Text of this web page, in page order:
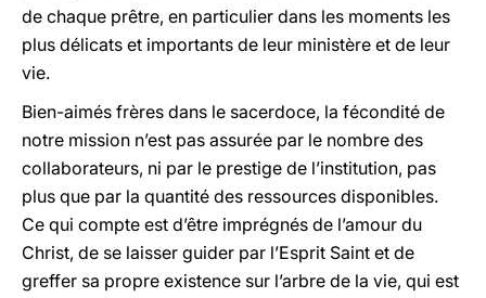
de chaque prêtre, en particulier dans les moments les
plus délicats et importants de leur ministère et de leur
vie.
Bien-aimés frères dans le sacerdoce, la fécondité de
notre mission n’est pas assurée par le nombre des
collaborateurs, ni par le prestige de l’institution, pas
plus que par la quantité des ressources disponibles.
Ce qui compte est d’être imprégnés de l’amour du
Christ, de se laisser guider par l’Esprit Saint et de
greffer sa propre existence sur l’arbre de la vie, qui est